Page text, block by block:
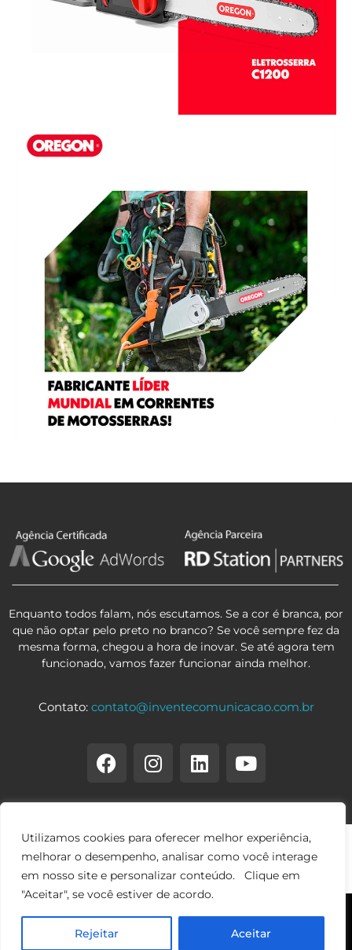
Utilizamos cookies para oferecer melhor experiência,
melhorar o desempenho, analisar como você interage
em nosso site e personalizar conteúdo. Clique em
"Aceitar", se você estiver de acordo.
Rejeitar Aceitar
Enquanto todos falam, nós escutamos. Se a cor é branca, por
que não optar pelo preto no branco? Se você sempre fez da
mesma forma, chegou a hora de inovar. Se até agora tem
funcionado, vamos fazer funcionar ainda melhor.
Contato: contato@inventecomunicacao.com.br
© 2026 Copyright • Invente Comunicação • Todos os direitos